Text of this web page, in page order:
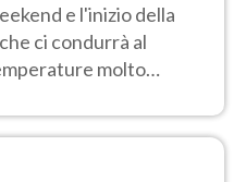
e l'inizio della
ci condurrà al
molto